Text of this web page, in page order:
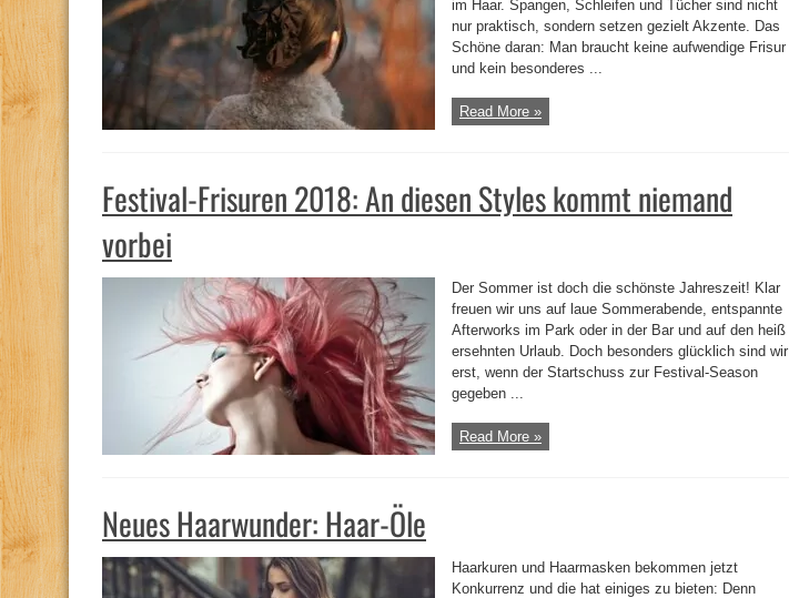
im Haar. Spangen, Schleifen und Tücher sind nicht
nur praktisch, sondern setzen gezielt Akzente. Das
Schöne daran: Man braucht keine aufwendige Frisur
und kein besonderes ...
Read More »
Festival-Frisuren 2018: An diesen Styles kommt niemand
vorbei
Der Sommer ist doch die schönste Jahreszeit! Klar
freuen wir uns auf laue Sommerabende, entspannte
Afterworks im Park oder in der Bar und auf den heiß
ersehnten Urlaub. Doch besonders glücklich sind wir
erst, wenn der Startschuss zur Festival-Season
gegeben ...
Read More »
Neues Haarwunder: Haar-Öle
Haarkuren und Haarmasken bekommen jetzt
Konkurrenz und die hat einiges zu bieten: Denn